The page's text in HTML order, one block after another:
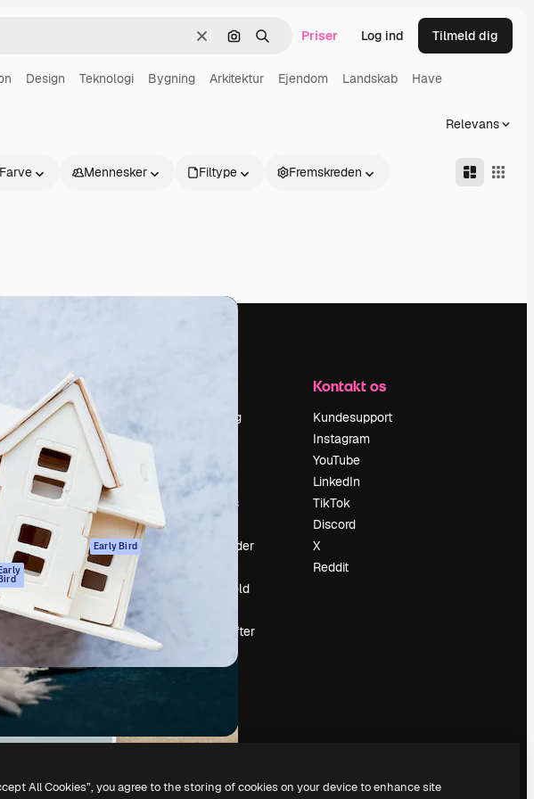
Klar Søg efter billede
Søge Priser Log ind Tilmeld dig
Design Teknologi Bygning Arkitektur Ejendom Landskab Have
Relevans
Farve Mennesker Filtype Fremskreden
Kom godt i
gang
Academy
Dokumentation
Support
Vilkår for brug
Privatlivspolitik
Originaler Early Bird
Cookies politik
Tillidscenter
Partnere
Virksomhed
Prissætning
Karriere
Søgetrends
Begivenheder
Sælg indhold
Leder du efter
Kontakt os
Kundesupport
Instagram
YouTube
LinkedIn
TikTok
Discord
X
Reddit
.
All Cookies”, you agree to the storing of cookies on your device to enhance site